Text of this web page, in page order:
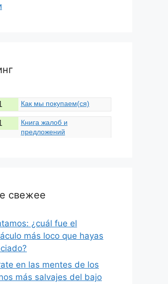
Как мы покупаем(ся)
Книга жалоб и
предложений
свежее
¿cuál fue el
más loco que hayas
en las mentes de los
más salvajes del bajo